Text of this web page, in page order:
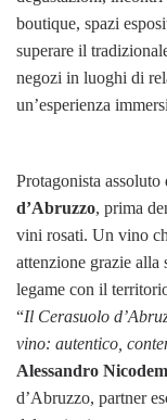
boutique, spazi
superare il
negozi in luoghi di
un’esperienza
Protagonista
d’Abruzzo, prima
vini rosati. Un vino
attenzione grazie alla
legame con il
“Il Cerasuolo
vino: autentico,
Alessandro
d’Abruzzo, partner